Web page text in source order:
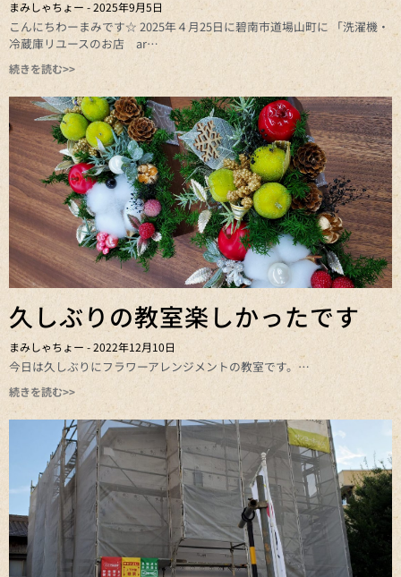
まみしゃちょー 2025年9月5日
こんにちわーまみです☆ 2025年４月25日に碧南市道場山町に 「洗濯機・
冷蔵庫リユースのお店 ar
続きを読む>>
久しぶりの教室楽しかったです
まみしゃちょー 2022年12月10日
今日は久しぶりにフラワーアレンジメントの教室です。
続きを読む>>